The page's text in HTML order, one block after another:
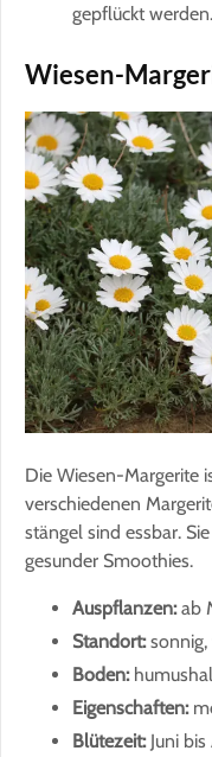
gepflückt
Wiesen-
Die Wiesen-Margerite
verschiedenen
stängel sind essbar.
gesunder Smoothies.
Auspflanzen:ab
Standort:sonnig,
Boden:
Eigenschaften:
Blütezeit:Juni bis